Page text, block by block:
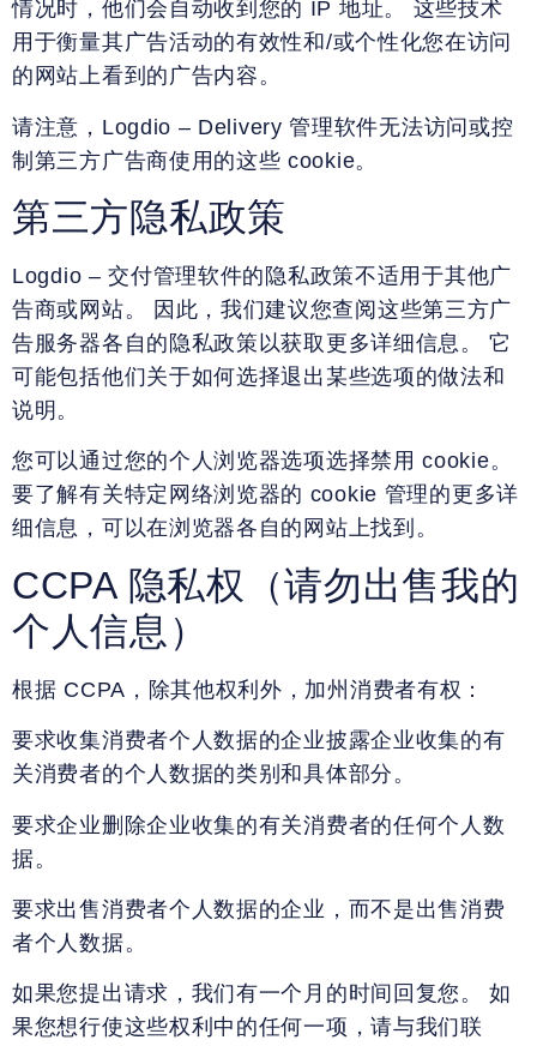
情况时，他们会自动收到您的 IP 地址。 这些技术
用于衡量其广告活动的有效性和/或个性化您在访问
的网站上看到的广告内容。
请注意，Logdio – Delivery 管理软件无法访问或控
制第三方广告商使用的这些 cookie。
第三方隐私政策
Logdio – 交付管理软件的隐私政策不适用于其他广
告商或网站。 因此，我们建议您查阅这些第三方广
告服务器各自的隐私政策以获取更多详细信息。 它
可能包括他们关于如何选择退出某些选项的做法和
说明。
您可以通过您的个人浏览器选项选择禁用 cookie。
要了解有关特定网络浏览器的 cookie 管理的更多详
细信息，可以在浏览器各自的网站上找到。
CCPA 隐私权（请勿出售我的
个人信息）
根据 CCPA，除其他权利外，加州消费者有权：
要求收集消费者个人数据的企业披露企业收集的有
关消费者的个人数据的类别和具体部分。
要求企业删除企业收集的有关消费者的任何个人数
据。
要求出售消费者个人数据的企业，而不是出售消费
者个人数据。
如果您提出请求，我们有一个月的时间回复您。 如
果您想行使这些权利中的任何一项，请与我们联